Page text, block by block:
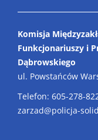
Komisja
Funkcjonariuszy i
Dąbrowskiego
ul. Powstańców
Telefon: 605-278-
zarzad@policja-